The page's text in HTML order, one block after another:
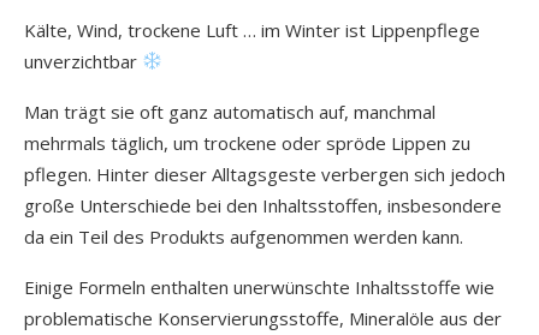
Kälte, Wind, trockene Luft … im Winter ist Lippenpflege
unverzichtbar
Man trägt sie oft ganz automatisch auf, manchmal
mehrmals täglich, um trockene oder spröde Lippen zu
pflegen. Hinter dieser Alltagsgeste verbergen sich jedoch
große Unterschiede bei den Inhaltsstoffen, insbesondere
da ein Teil des Produkts aufgenommen werden kann.
Einige Formeln enthalten unerwünschte Inhaltsstoffe wie
problematische Konservierungsstoffe, Mineralöle aus der